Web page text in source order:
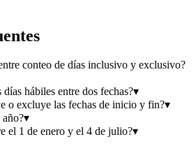
conteo de días inclusivo y exclusivo?
hábiles entre dos fechas?▾
o excluye las fechas de inicio y fin?▾
año?▾
el 1 de enero y el 4 de julio?▾